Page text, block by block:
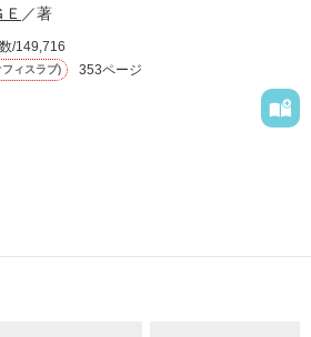
う少しだけ歪な孤独さを持つ男だっ
いラブストーリー。
たら、熱中症で倒れてしまう
突如現れたのは
」
Ｅ ／著
/149,716
フィスラブ) 353ページ